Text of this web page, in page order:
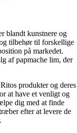
blandt kunstnere og
tilbehør til forskellige
på markedet.
af papmache lim, der
produkter og deres
at have et venligt og
dig med at finde
efter at levere de